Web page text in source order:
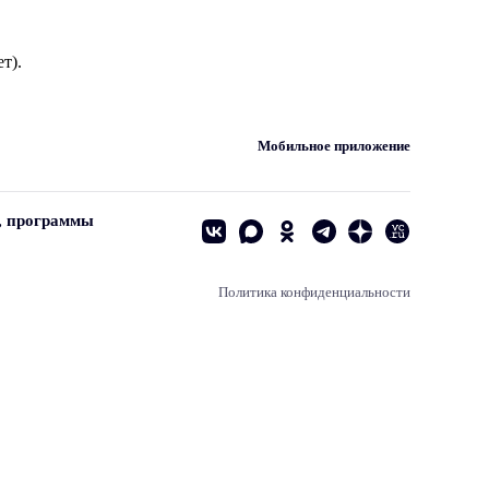
Мобильное приложение
программы
Политика конфиденциальности